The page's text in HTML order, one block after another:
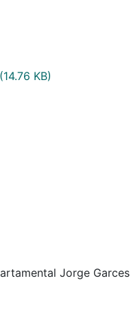
(14.76 KB)
Jorge Garces